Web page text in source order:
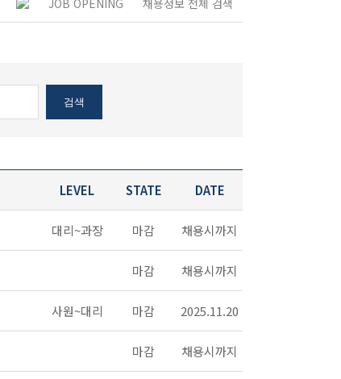
JOB OPENING 채용정보 전체 검색
검색
LEVEL STATE DATE
대리~과장 마감 채용시까지
마감 채용시까지
사원~대리 마감 2025.11.20
마감 채용시까지